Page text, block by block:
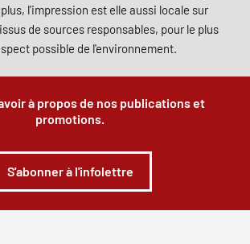
l'impression est elle aussi locale sur
de sources responsables, pour le plus
possible de l'environnement.
à propos de nos publications et
promotions.
S'abonner à l'infolettre